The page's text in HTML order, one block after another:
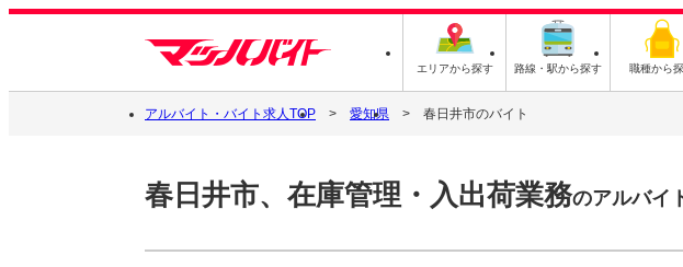
エリアから探す 路線・駅から探す 職種から
アルバイト・バイト求人TOP 愛知県 春日井市のバイト
春日井市、在庫管理・入出荷業務のアルバイ